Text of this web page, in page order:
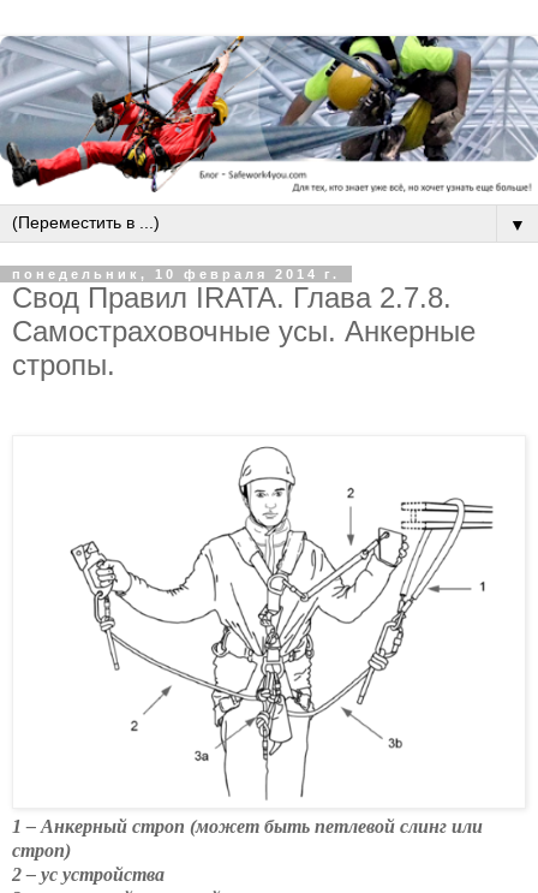
▼
понедельник, 10 февраля 2014 г.
Свод Правил IRATA. Глава 2.7.8.
Самостраховочные усы. Анкерные
стропы.
1 – Анкерный строп (может быть петлевой слинг или
строп)
2 – ус устройства